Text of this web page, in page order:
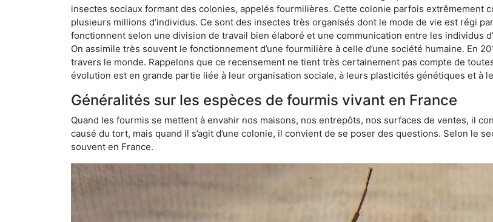
insectes sociaux formant des colonies, appelés fourmilières. Cette colonie parfois extrêmement
plusieurs millions d’individus. Ce sont des insectes très organisés dont le mode de vie est régi
fonctionnent selon une division de travail bien élaboré et une communication entre les individus
On assimile très souvent le fonctionnement d’une fourmilière à celle d’une société humaine. En
travers le monde. Rappelons que ce recensement ne tient très certainement pas compte de
évolution est en grande partie liée à leur organisation sociale, à leurs plasticités génétiques et à
Généralités sur les espèces de fourmis vivant en France
Quand les fourmis se mettent à envahir nos maisons, nos entrepôts, nos surfaces de ventes, il
causé du tort, mais quand il s’agit d’une colonie, il convient de se poser des questions. Selon le
souvent en France.